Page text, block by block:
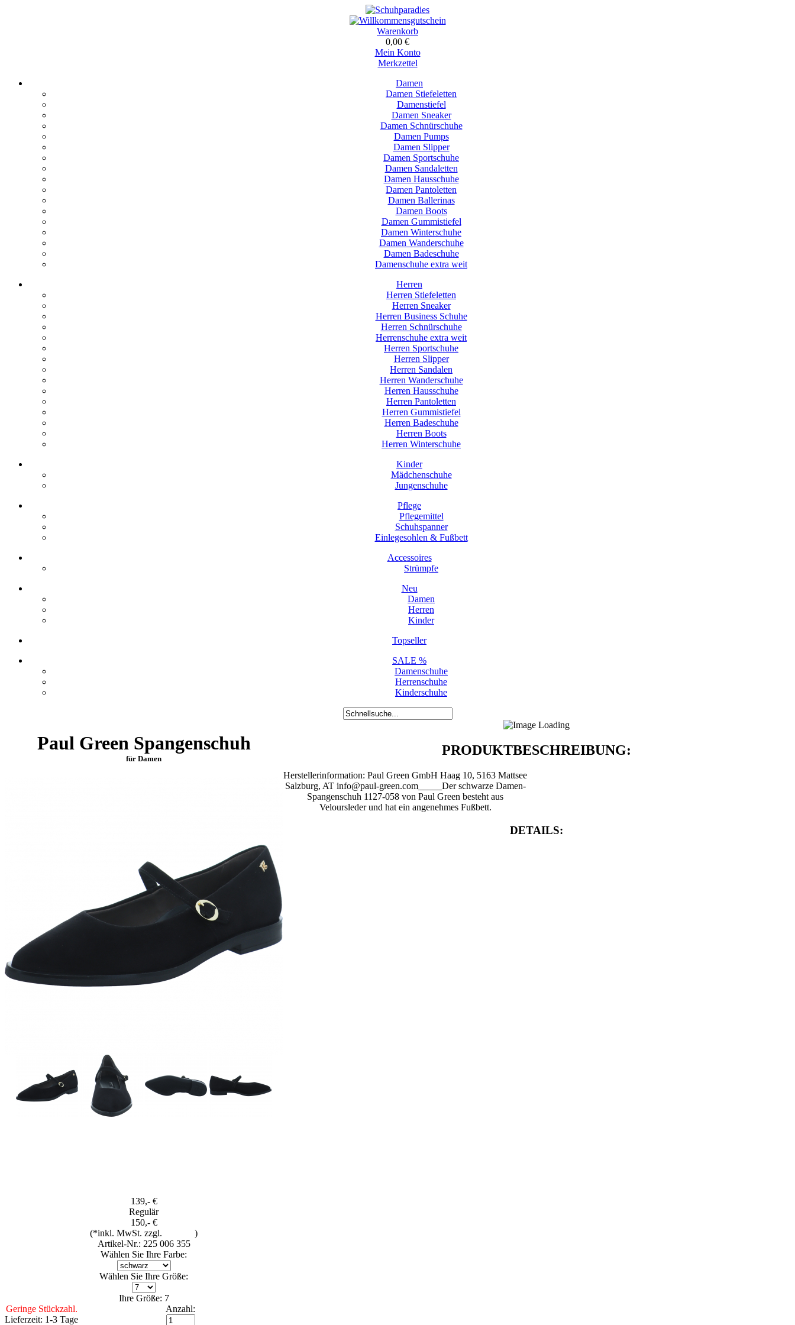
Warenkorb
0,00 €
Mein Konto
Merkzettel
Damen
Damen Stiefeletten
Damenstiefel
Damen Sneaker
Damen Schnürschuhe
Damen Pumps
Damen Slipper
Damen Sportschuhe
Damen Sandaletten
Damen Hausschuhe
Damen Pantoletten
Damen Ballerinas
Damen Boots
Damen Gummistiefel
Damen Winterschuhe
Damen Wanderschuhe
Damen Badeschuhe
Damenschuhe extra weit
Herren
Herren Stiefeletten
Herren Sneaker
Herren Business Schuhe
Herren Schnürschuhe
Herrenschuhe extra weit
Herren Sportschuhe
Herren Slipper
Herren Sandalen
Herren Wanderschuhe
Herren Hausschuhe
Herren Pantoletten
Herren Gummistiefel
Herren Badeschuhe
Herren Boots
Herren Winterschuhe
Kinder
Mädchenschuhe
Jungenschuhe
Pflege
Pflegemittel
Schuhspanner
Einlegesohlen & Fußbett
Accessoires
Strümpfe
Neu
Damen
Herren
Kinder
Topseller
SALE %
Damenschuhe
Herrenschuhe
Kinderschuhe
Paul Green Spangenschuh
für Damen
139,- €
Regulär
150,- €
(*inkl. MwSt. zzgl.
)
Artikel-Nr.: 225 006 355
Wählen Sie Ihre Farbe:
Wählen Sie Ihre Größe:
Ihre Größe: 7
Geringe Stückzahl.
Lieferzeit: 1-3 Tage
Anzahl:
PRODUKTBESCHREIBUNG:
Herstellerinformation: Paul Green GmbH Haag 10, 5163 Mattsee
Salzburg, AT info@paul-green.com_____Der schwarze Damen-
Spangenschuh 1127-058 von Paul Green besteht aus
Veloursleder und hat ein angenehmes Fußbett.
DETAILS: